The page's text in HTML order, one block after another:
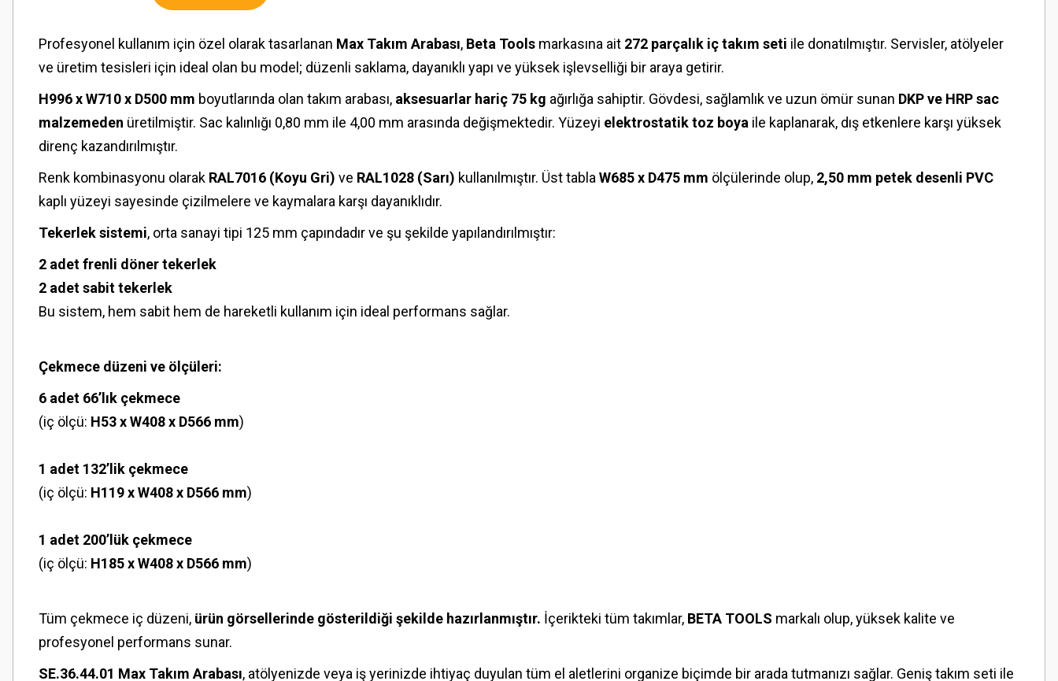
Profesyonel kullanım için özel olarak tasarlanan Max Takım Arabası, Beta Tools markasına ait 272 parçalık iç takım seti ile donatılmıştır. Servisler, atölyeler
ve üretim tesisleri için ideal olan bu model; düzenli saklama, dayanıklı yapı ve yüksek işlevselliği bir araya getirir.
H996 x W710 x D500 mm boyutlarında olan takım arabası, aksesuarlar hariç 75 kg ağırlığa sahiptir. Gövdesi, sağlamlık ve uzun ömür sunan DKP ve HRP sac
malzemeden üretilmiştir. Sac kalınlığı 0,80 mm ile 4,00 mm arasında değişmektedir. Yüzeyi elektrostatik toz boya ile kaplanarak, dış etkenlere karşı yüksek
direnç kazandırılmıştır.
Renk kombinasyonu olarak RAL7016 (Koyu Gri) ve RAL1028 (Sarı) kullanılmıştır. Üst tabla W685 x D475 mm ölçülerinde olup, 2,50 mm petek desenli PVC
kaplı yüzeyi sayesinde çizilmelere ve kaymalara karşı dayanıklıdır.
Tekerlek sistemi, orta sanayi tipi 125 mm çapındadır ve şu şekilde yapılandırılmıştır:
2 adet frenli döner tekerlek
2 adet sabit tekerlek
Bu sistem, hem sabit hem de hareketli kullanım için ideal performans sağlar.
Çekmece düzeni ve ölçüleri:
6 adet 66’lık çekmece
(iç ölçü: H53 x W408 x D566 mm)
1 adet 132’lik çekmece
(iç ölçü: H119 x W408 x D566 mm)
1 adet 200’lük çekmece
(iç ölçü: H185 x W408 x D566 mm)
Tüm çekmece iç düzeni, ürün görsellerinde gösterildiği şekilde hazırlanmıştır. İçerikteki tüm takımlar, BETA TOOLS markalı olup, yüksek kalite ve
profesyonel performans sunar.
SE.36.44.01 Max Takım Arabası, atölyenizde veya iş yerinizde ihtiyaç duyulan tüm el aletlerini organize biçimde bir arada tutmanızı sağlar. Geniş takım seti ile